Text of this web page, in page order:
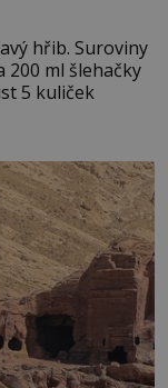
Suroviny
200 ml šlehačky
5 kuliček